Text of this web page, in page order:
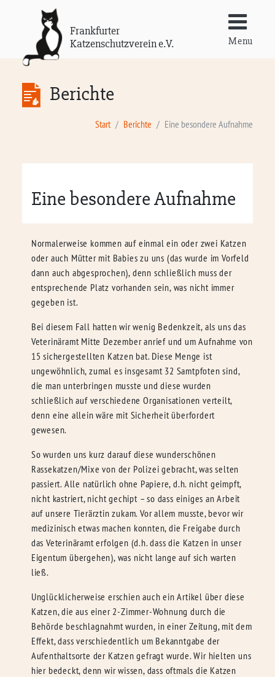
Frankfurter
Katzenschutzverein e.V.
Menu
Berichte
Start Berichte Eine besondere Aufnahme
Eine besondere Aufnahme
Normalerweise kommen auf einmal ein oder zwei Katzen
oder auch Mütter mit Babies zu uns (das wurde im Vorfeld
dann auch abgesprochen), denn schließlich muss der
entsprechende Platz vorhanden sein, was nicht immer
gegeben ist.
Bei diesem Fall hatten wir wenig Bedenkzeit, als uns das
Veterinäramt Mitte Dezember anrief und um Aufnahme von
15 sichergestellten Katzen bat. Diese Menge ist
ungewöhnlich, zumal es insgesamt 32 Samtpfoten sind,
die man unterbringen musste und diese wurden
schließlich auf verschiedene Organisationen verteilt,
denn eine allein wäre mit Sicherheit überfordert
gewesen.
So wurden uns kurz darauf diese wunderschönen
Rassekatzen/Mixe von der Polizei gebracht, was selten
passiert. Alle natürlich ohne Papiere, d.h. nicht geimpft,
nicht kastriert, nicht gechipt – so dass einiges an Arbeit
auf unsere Tierärztin zukam. Vor allem musste, bevor wir
medizinisch etwas machen konnten, die Freigabe durch
das Veterinäramt erfolgen (d.h. dass die Katzen in unser
Eigentum übergehen), was nicht lange auf sich warten
ließ.
Unglücklicherweise erschien auch ein Artikel über diese
Katzen, die aus einer 2-Zimmer-Wohnung durch die
Behörde beschlagnahmt wurden, in einer Zeitung, mit dem
Effekt, dass verschiedentlich um Bekanntgabe der
Aufenthaltsorte der Katzen gefragt wurde. Wir hielten uns
hier bedeckt, denn wir wissen, dass oftmals die Katzen